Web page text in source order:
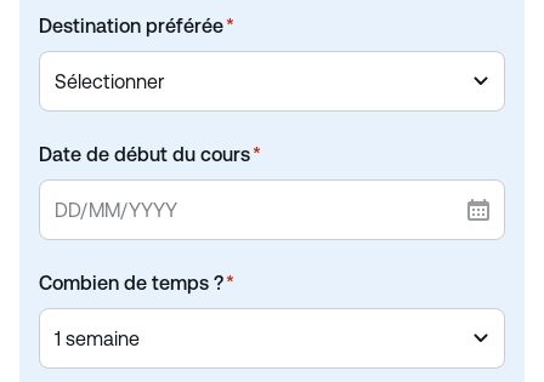
Destination préférée*
Date de début du cours*
Combien de temps ?*